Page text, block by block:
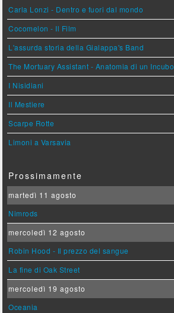
Carla Lonzi - Dentro e fuori dal mondo
Cocomelon - Il Film
L'assurda storia della Gialappa's Band
The Mortuary Assistant - Anatomia di un Incubo
I Nisidiani
Il Mestiere
Scarpe Rotte
Limoni a Varsavia
Prossimamente
martedì 11 agosto
Nimrods
mercoledì 12 agosto
Robin Hood - Il prezzo del sangue
La fine di Oak Street
mercoledì 19 agosto
Oceania